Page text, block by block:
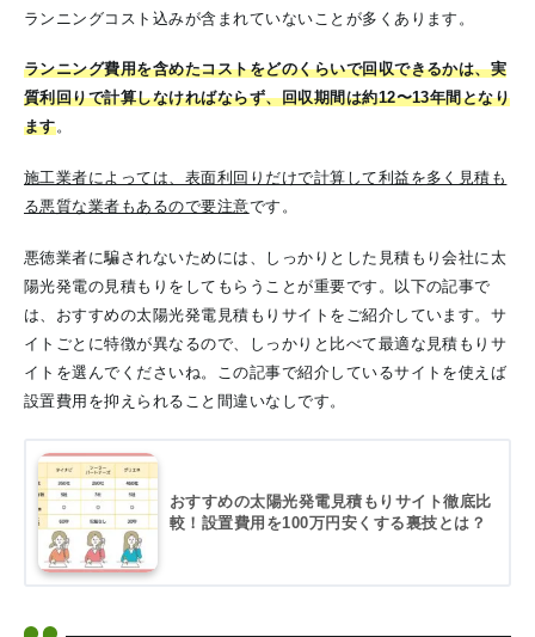
ランニングコスト込みが含まれていないことが多くあります。
ランニング費用を含めたコストをどのくらいで回収できるかは、実
質利回りで計算しなければならず、回収期間は約12〜13年間となり
ます。
施工業者によっては、表面利回りだけで計算して利益を多く見積も
る悪質な業者もあるので要注意です。
悪徳業者に騙されないためには、しっかりとした見積もり会社に太
陽光発電の見積もりをしてもらうことが重要です。以下の記事で
は、おすすめの太陽光発電見積もりサイトをご紹介しています。サ
イトごとに特徴が異なるので、しっかりと比べて最適な見積もりサ
イトを選んでくださいね。この記事で紹介しているサイトを使えば
設置費用を抑えられること間違いなしです。
おすすめの太陽光発電見積もりサイト徹底比
較！設置費用を100万円安くする裏技とは？